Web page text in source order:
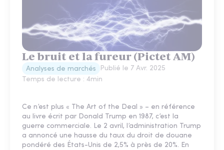
Le bruit et la fureur (Pictet AM)
Analyses de marchés Publié le 7 Avr. 2025
Temps de lecture : 4min
Ce n’est plus « The Art of the Deal » – en référence
au livre écrit par Donald Trump en 1987, c’est la
guerre commerciale. Le 2 avril, l’administration Trump
a annoncé une hausse du taux du droit de douane
pondéré des États-Unis de 2,5% à près de 20%. En